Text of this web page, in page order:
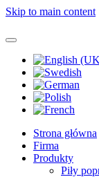
Skip to main content
Strona główna
Firma
Produkty
Piły